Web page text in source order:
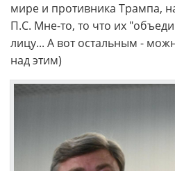
мире и противника Трампа,
П.С. Мне-то, то что их
лицу... А вот остальным -
над этим)